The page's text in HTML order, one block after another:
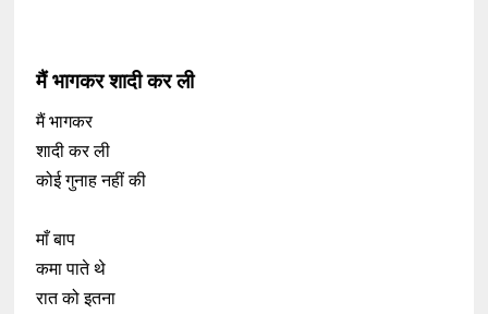
मैं भागकर शादी कर ली
मैं भागकर
शादी कर ली
कोई गुनाह नहीं की
माँ बाप
कमा पाते थे
रात को इतना